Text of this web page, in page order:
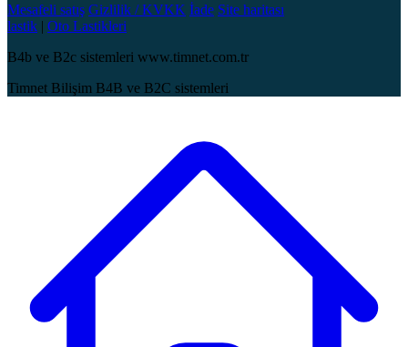
Mesafeli satış Gizlilik / KVKK İade Site haritası
lastik | Oto Lastikleri
B4b ve B2c sistemleri www.timnet.com.tr
Timnet Bilişim B4B ve B2C sistemleri